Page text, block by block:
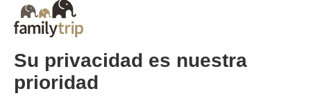
Vacaciones en camping en Francia
Destinos
Vacaciones de esquí en Francia
Familytrip
Su privacidad es nuestra
prioridad